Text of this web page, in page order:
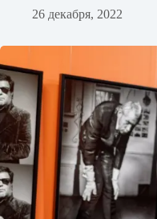
26 декабря, 2022